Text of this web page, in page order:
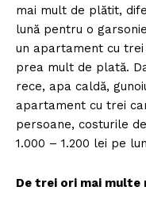
mai mult de plătit,
lună pentru o
un apartament cu trei
prea mult de plată.
rece, apa caldă,
apartament cu trei
persoane, costurile
1.000 – 1.200 lei pe
De trei ori mai multe